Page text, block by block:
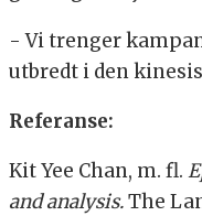
- Vi trenger
utbredt i den
Referanse:
Kit Yee Chan, m. fl.
and analysis.The